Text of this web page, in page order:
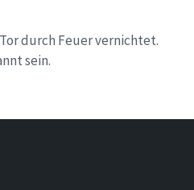
durch Feuer vernichtet.
sein.